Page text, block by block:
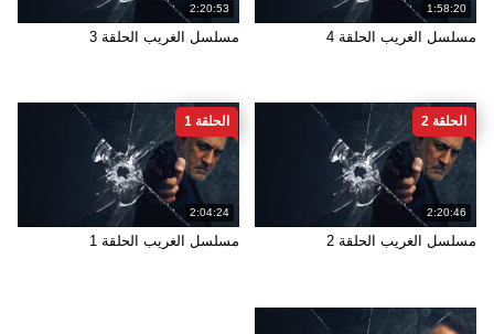
1:58:20
مسلسل الغريب الحلقة 4
2:20:53
مسلسل الغريب الحلقة 3
2:20:46
الحلقة 2
مسلسل الغريب الحلقة 2
2:04:24
الحلقة 1
مسلسل الغريب الحلقة 1